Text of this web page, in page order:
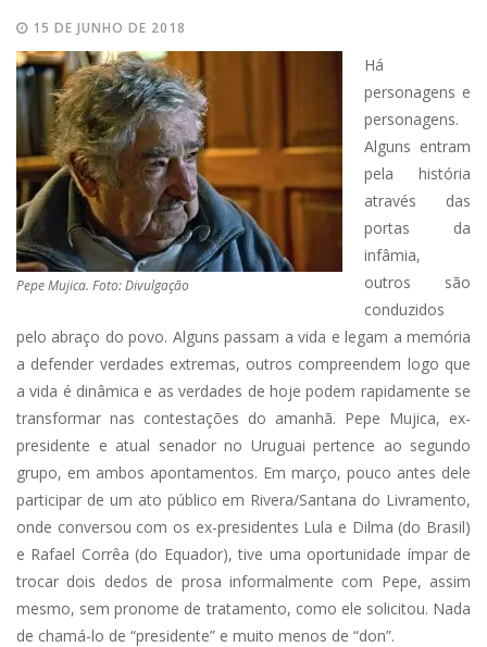
15 DE JUNHO DE 2018
Pepe Mujica. Foto: Divulgação
Há
personagens e
personagens.
Alguns entram
pela história
através das
portas da
infâmia,
outros são
conduzidos
pelo abraço do povo. Alguns passam a vida e legam a memória
a defender verdades extremas, outros compreendem logo que
a vida é dinâmica e as verdades de hoje podem rapidamente se
transformar nas contestações do amanhã. Pepe Mujica, ex-
presidente e atual senador no Uruguai pertence ao segundo
grupo, em ambos apontamentos. Em março, pouco antes dele
participar de um ato público em Rivera/Santana do Livramento,
onde conversou com os ex-presidentes Lula e Dilma (do Brasil)
e Rafael Corrêa (do Equador), tive uma oportunidade ímpar de
trocar dois dedos de prosa informalmente com Pepe, assim
mesmo, sem pronome de tratamento, como ele solicitou. Nada
de chamá-lo de “presidente” e muito menos de “don”.